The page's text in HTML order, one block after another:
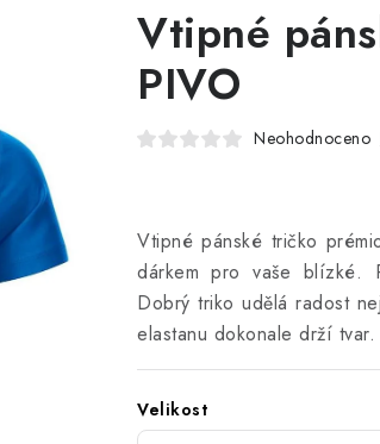
Vtipné
PIVO
Neohodnoceno
Vtipné pánské tričko
dárkem pro vaše blízké.
Dobrý triko udělá radost
elastanu dokonale drží
Velikost